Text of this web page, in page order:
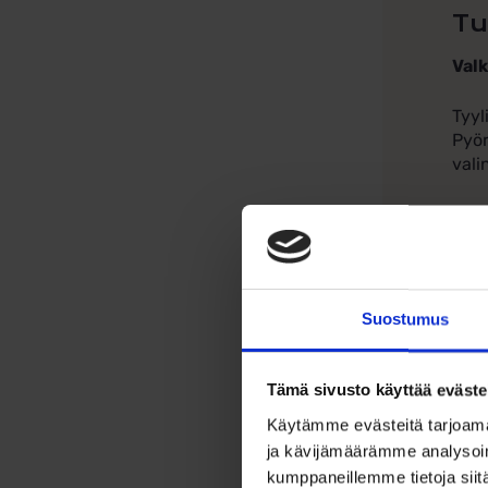
Suostumus
Tämä sivusto käyttää
Käytämme evästeitä
ja kävijämäärämme
kumppaneillemme tietoja